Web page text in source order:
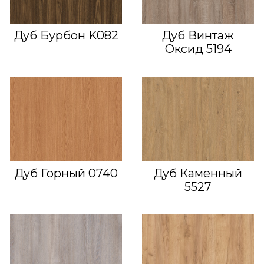
Дуб Бурбон K082
Дуб Винтаж
Оксид 5194
Дуб Горный 0740
Дуб Каменный
5527